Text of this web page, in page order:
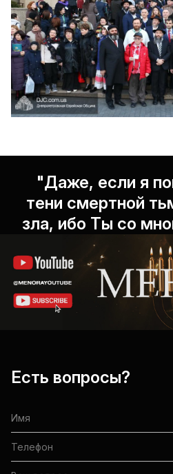
"Даже, если я
тени смертной
зла, ибо Ты со
Есть вопросы?